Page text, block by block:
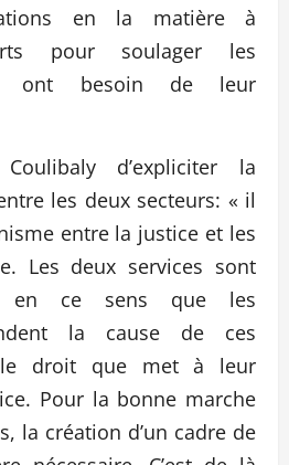
en la matière à
pour soulager les
ont besoin de leur
d’expliciter la
les deux secteurs: « il
entre la justice et les
Les deux services sont
en ce sens que les
la cause de ces
le droit que met à leur
Pour la bonne marche
la création d’un cadre de